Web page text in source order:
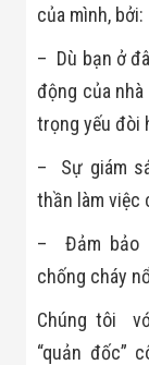
của mình, bởi:
– Dù bạn ở
động của
trọng yếu đòi
– Sự giám
thần làm việc
– Đảm bảo
chống cháy
Chúng tôi
“quản đốc”